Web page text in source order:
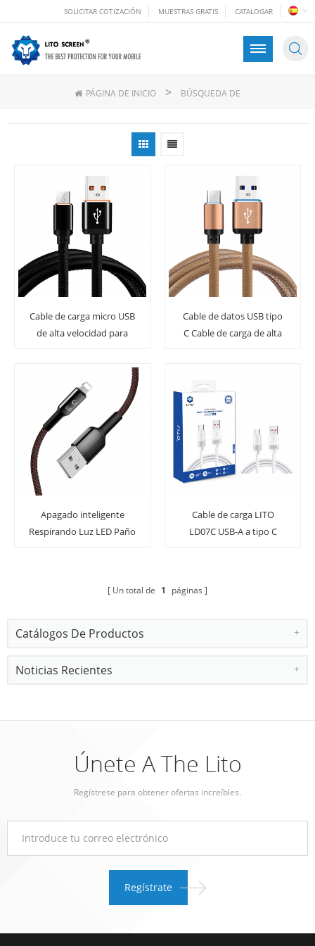
SOLICITAR COTIZACIÓN MUESTRAS GRATIS CATALOGAR
PÁGINA DE INICIO > BÚSQUEDA DE
Cable de carga micro USB
de alta velocidad para
Cable de datos USB tipo
C Cable de carga de alta
Apagado inteligente
Respirando Luz LED Paño
Cable de carga LITO
LD07C USB-A a tipo C
Un total de 1 páginas
Catálogos De Productos
Noticias Recientes
Únete A The Lito
Regístrese para obtener ofertas increíbles.